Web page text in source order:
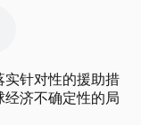
实针对性的援助措
济不确定性的局